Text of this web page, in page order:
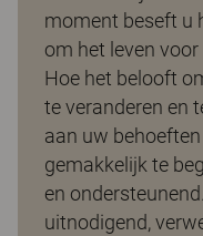
moment beseft u
om het leven
Hoe het belooft
te veranderen en
aan uw
gemakkelijk te
en
uitnodigend,